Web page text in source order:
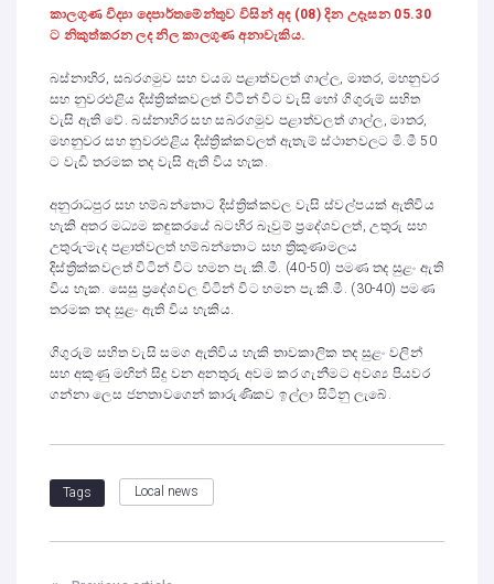
කාලගුණ විද්‍යා දෙපාර්තමේන්තුව විසින් අද (08) දින උදෑසන 05.30
ට නිකුත්කරන ලද නිල කාලගුණ අනාවැකිය.
බස්නාහිර, සබරගමුව සහ වයඹ පළාත්වලත් ගාල්ල, මාතර, මහනුවර
සහ නුවරඑළිය දිස්ත්‍රික්කවලත් විටින් විට වැසි හෝ ගිගුරුම් සහිත
වැසි ඇති වේ. බස්නාහිර සහ සබරගමුව පළාත්වලත් ගාල්ල, මාතර,
මහනුවර සහ නුවරඑළිය දිස්ත්‍රික්කවලත් ඇතැම් ස්ථානවලට මි.මී 50
ට වැඩි තරමක තද වැසි ඇති විය හැක.
අනුරාධපුර සහ හම්බන්තොට දිස්ත්‍රික්කවල වැසි ස්වල්පයක් ඇතිවිය
හැකි අතර මධ්‍යම කඳුකරයේ බටහිර බෑවුම් ප්‍රදේශවලත්, උතුරු සහ
උතුරු-මැද පළාත්වලත් හම්බන්තොට සහ ත්‍රිකුණාමලය
දිස්ත්‍රික්කවලත් විටින් විට හමන පැ.කි.මී. (40-50) පමණ තද සුළං ඇති
විය හැක. සෙසු ප්‍රදේශවල විටින් විට හමන පැ.කි.මී. (30-40) පමණ
තරමක තද සුළං ඇති විය හැකිය.
ගිගුරුම් සහිත වැසි සමග ඇතිවිය හැකි තාවකාලික තද සුළං වලින්
සහ අකුණු මඟින් සිදු වන අනතුරු අවම කර ගැනීමට අවශ්‍ය පියවර
ගන්නා ලෙස ජනතාවගෙන් කාරුණිකව ඉල්ලා සිටිනු ලැබේ.
Tags Local news